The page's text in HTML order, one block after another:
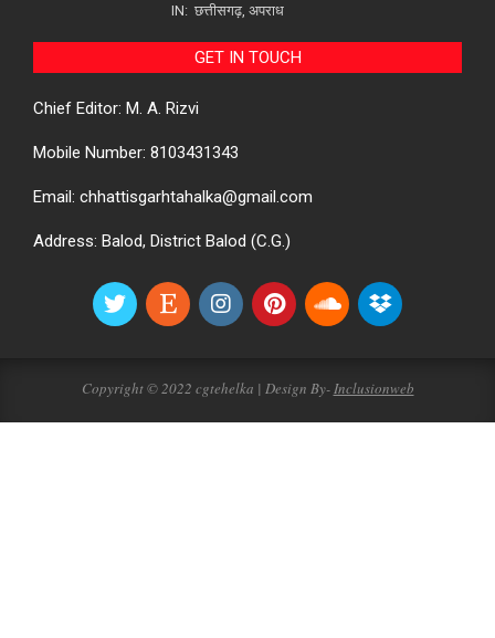
IN: छत्तीसगढ़ अपराध
GET IN TOUCH
Chief Editor: M. A. Rizvi
Mobile Number: 8103431343
Email: chhattisgarhtahalka@gmail.com
Address: Balod, District Balod (C.G.)
Copyright © 2022 cgtehelka | Design By-Inclusionweb